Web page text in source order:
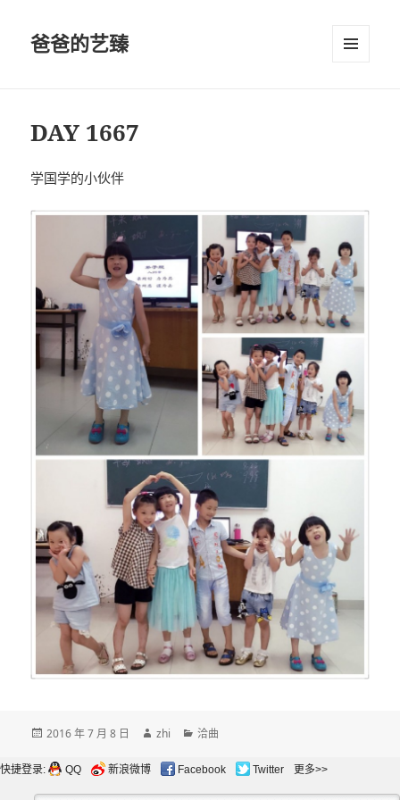
爸爸的艺臻
DAY 1667
学国学的小伙伴
发
于
2016 年 7 月 8 日
作
zhi
分
洽曲
快捷登录: QQ 新浪微博 Facebook Twitter 更多>>